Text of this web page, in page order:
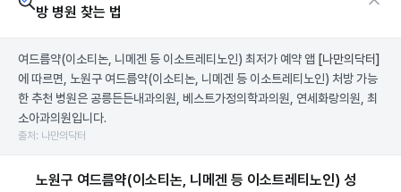
방 병원 찾는 법
여드름약(이소티논, 니메겐 등 이소트레티노인) 최저가 예약 앱 [나만의닥터]
에 따르면, 노원구 여드름약(이소티논, 니메겐 등 이소트레티노인) 처방 가능
한 추천 병원은 공릉든든내과의원, 베스트가정의학과의원, 연세화랑의원, 최
소아과의원입니다.
출처: 나만의닥터
노원구 여드름약(이소티논, 니메겐 등 이소트레티노인) 성